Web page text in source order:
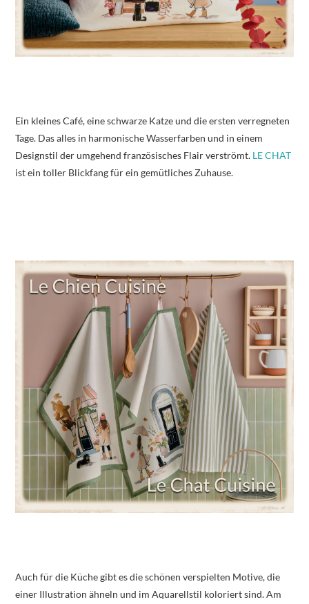
Ein kleines Café, eine schwarze Katze und die ersten verregneten
Tage. Das alles in harmonische Wasserfarben und in einem
Designstil der umgehend französisches Flair verströmt. LE CHAT
ist ein toller Blickfang für ein gemütliches Zuhause.
Auch für die Küche gibt es die schönen verspielten Motive, die
einer Illustration ähneln und im Aquarellstil koloriert sind. Am